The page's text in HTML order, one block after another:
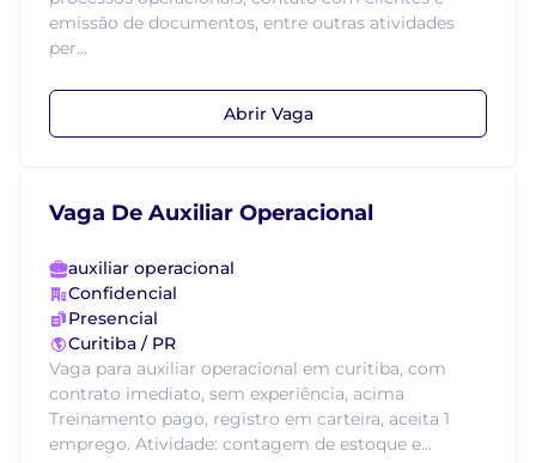
emissão de documentos, entre outras atividades
per...
Abrir Vaga
Vaga De Auxiliar Operacional
auxiliar operacional
Confidencial
Presencial
Curitiba / PR
Vaga para auxiliar operacional em curitiba, com
contrato imediato, sem experiência, acima
Treinamento pago, registro em carteira, aceita 1
emprego. Atividade: contagem de estoque e...